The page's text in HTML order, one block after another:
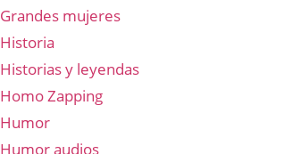
Grandes mujeres
Historia
Historias y leyendas
Homo Zapping
Humor
Humor audios